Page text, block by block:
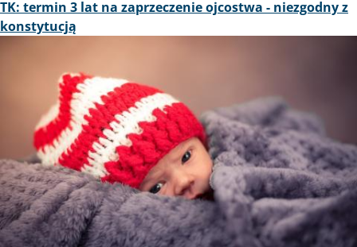
TK: termin 3 lat na zaprzeczenie ojcostwa - niezgodny z
konstytucją